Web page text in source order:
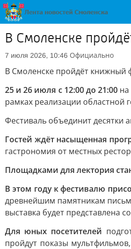
В Смоленске
7 июля 2026, 10:46 Официально
В Смоленске пройдёт книжный
25 и 26 июля с 12:00 до 21:00на
рамках реализации областной
Фестиваль объединит десятки
Гостей ждёт насыщенная
гастрономия от местных
Площадками для лектория
В этом году к фестивалю
древнейшим памятникам
выставка будет представлена
Для юных посетителей
пройдут показы